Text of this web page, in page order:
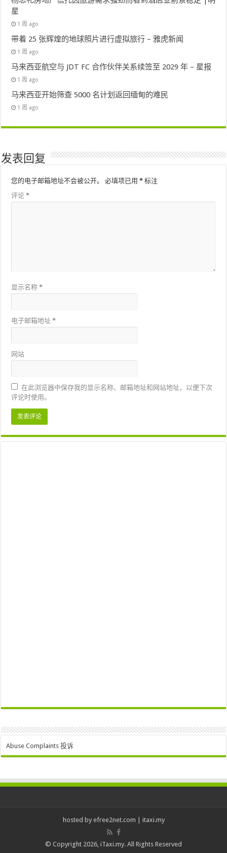
星
1 周 ago
带着 25 张辉煌的地球照片进行虚拟旅行 – 雅虎新闻
1 周 ago
马来西亚航空与 JDT FC 合作伙伴关系续签至 2029 年 – 星报
1 周 ago
马来西亚开始筛查 5000 名计划返回缅甸的难民
1 周 ago
发表回复
您的电子邮箱地址不会被公开。 必填项已用* 标注
评论*
显示名称*
电子邮箱地址*
网站
在此浏览器中保存我的显示名称、邮箱地址和网站地址，以便下次
评论时使用。
Abuse Complaints 投诉
hosted by efree2net.com itaxi.my
© Copyright 2026, iTaxi.my. All Rights Reserved